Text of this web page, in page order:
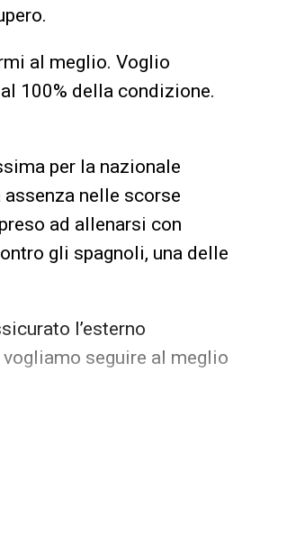
al meglio. Voglio
100% della condizione.
per la nazionale
nelle scorse
ad allenarsi con
gli spagnoli, una delle
l’esterno
seguire al meglio
l’importanza della
medico del PSG ha